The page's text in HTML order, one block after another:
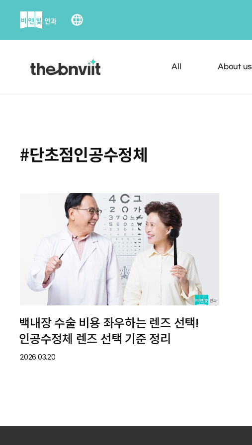
content
All About us
#단초점인공수정체
백내장 수술 비용 좌우하는 렌즈 선택!
인공수정체 렌즈 선택 기준 정리
2026.03.20